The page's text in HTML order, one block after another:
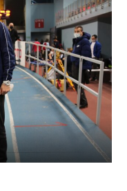
Ünalan’dan
Türkiye
Rekoru!
için
ve
Salih
Teşekkürler!
için
Korkmaz’dan
Türkiye
Rekoru
ve
Kürsü
Başarısı
için
Danışmaz
Danimarka’da
İkinci!
için
Danışmaz
Avrupa
İkincisi!
için
Önder’den
Dünya
Rekoru!
için